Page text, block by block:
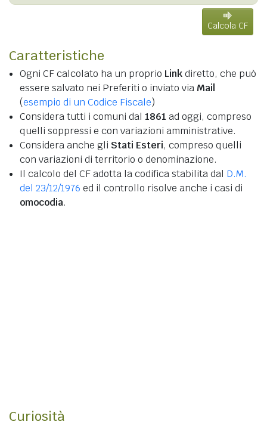
Calcola CF
Caratteristiche
Ogni CF calcolato ha un proprio Linkdiretto, che può
essere salvato nei Preferiti o inviato via Mail
(esempio di un Codice Fiscale)
Considera tutti i comuni dal 1861 ad oggi, compreso
quelli soppressi e con variazioni amministrative.
Considera anche gli Stati Esteri, compreso quelli
con variazioni di territorio o denominazione.
Il calcolo del CF adotta la codifica stabilita dal D.M.
del 23/12/1976 ed il controllo risolve anche i casi di
omocodia.
Curiosità